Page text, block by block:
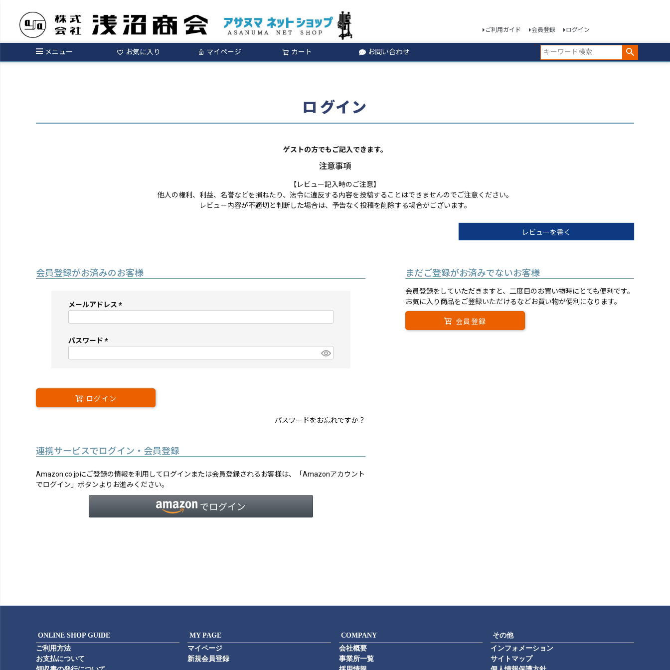
ご利用ガイド 会員登録 ログイン
メニュー お気に入り マイページ カート お問い合わせ
検索
ログイン
ゲストの方でもご記入できます。
注意事項
【レビュー記入時のご注意】
他人の権利、利益、名誉などを損ねたり、法令に違反する内容を投稿することはできませんのでご注意ください。
レビュー内容が不適切と判断した場合は、予告なく投稿を削除する場合がございます。
レビューを書く
会員登録がお済みのお客様
メールアドレス
須)
パスワード
須)
ログイン
パスワードをお忘れですか？
連携サービスでログイン・会員登録
Amazon.co.jpにご登録の情報を利用してログインまたは会員登録されるお客様は、「Amazonアカウント
でログイン」ボタンよりお進みください。
まだご登録がお済みでないお客様
会員登録をしていただきますと、二度目のお買い物時にとても便利です。
お気に入り商品をご登録いただけるなどお買い物が便利になります。
会員登録
ONLINE SHOP GUIDE
ご利用方法
お支払について
MY PAGE
マイページ
新規会員登録
COMPANY
会社概要
事業所一覧
その他
インフォメーション
サイトマップ